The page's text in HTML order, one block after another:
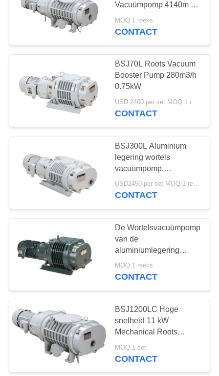
COMPRESSOR
SITEMAP
PRIVACYBELEID
wortelsvacuümpomp
25
Hulpvacuümpomp
vacuümpompsysteem
4
De filter van de
oliemist
Vacuümpomp 4140m ³
/h 11kW van koppelings
Mechanische
MOQ:1 reeks
CONTACT
BSJ70L Roots Vacuum
Booster Pump 280m3/h
0.75kW
USD 2400 per set MOQ:1 reeks
CONTACT
BSJ300L Aluminium
legering wortels
vacuümpomp,
boosterpomp 1000m3/h
3.7kW
USD2450 per set MOQ:1 reeks
CONTACT
De Wortelsvacuümpomp
van de
aluminiumlegering
500m3/h
MOQ:1 reeks
CONTACT
BSJ1200LC Hoge
snelheid 11 kW
Mechanical Roots
Vacuümpomp
MOQ:1 set
CONTACT